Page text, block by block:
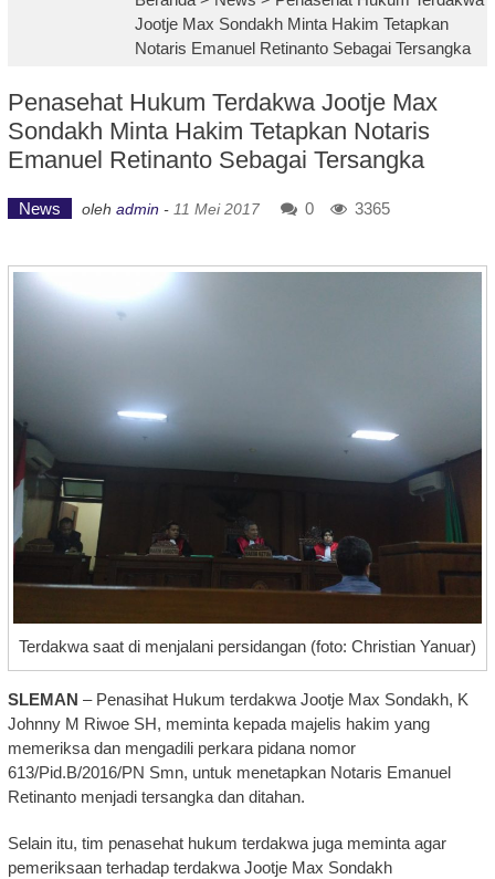
Jootje Max Sondakh Minta Hakim Tetapkan
Notaris Emanuel Retinanto Sebagai Tersangka
Penasehat Hukum Terdakwa Jootje Max
Sondakh Minta Hakim Tetapkan Notaris
Emanuel Retinanto Sebagai Tersangka
News oleh admin - 11 Mei 2017 0 3365
Terdakwa saat di menjalani persidangan (foto: Christian Yanuar)
SLEMAN – Penasihat Hukum terdakwa Jootje Max Sondakh, K
Johnny M Riwoe SH, meminta kepada majelis hakim yang
memeriksa dan mengadili perkara pidana nomor
613/Pid.B/2016/PN Smn, untuk menetapkan Notaris Emanuel
Retinanto menjadi tersangka dan ditahan.
Selain itu, tim penasehat hukum terdakwa juga meminta agar
pemeriksaan terhadap terdakwa Jootje Max Sondakh